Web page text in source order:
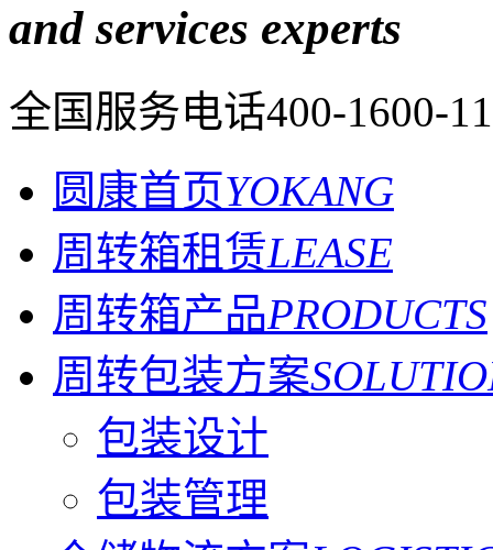
and services experts
全国服务电话400-1600-
圆康首页YOKANG
周转箱租赁LEASE
周转箱产品PRODUCTS
周转包装方案
包装设计
包装管理